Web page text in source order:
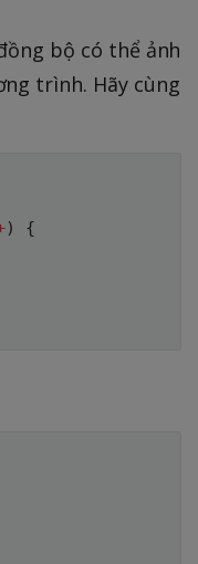
bộ có thể ảnh
trình. Hãy cùng
)
{